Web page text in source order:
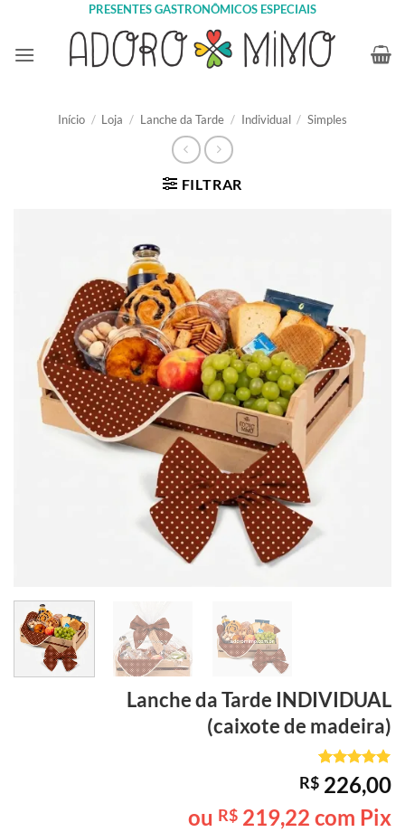
content
PRESENTES GASTRONÔMICOS ESPECIAIS
Início / Loja / Lanche da Tarde / Individual / Simples
FILTRAR
Lanche da Tarde INDIVIDUAL
(caixote de madeira)
Avaliado
como5de
5, com
baseado em
1
R$ 226,00
ou R$ 219,22 com Pix